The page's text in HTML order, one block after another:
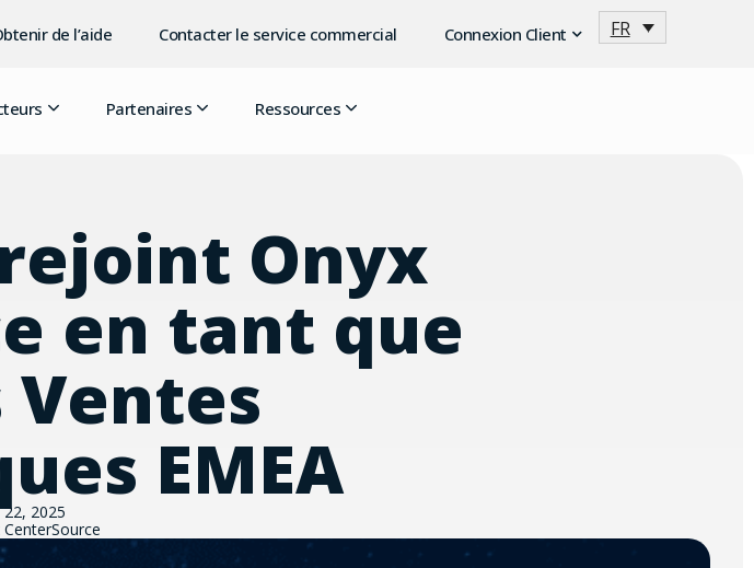
de l’aide Contacter le service commercial Connexion Client FR
Partenaires Ressources
Onyx
en tant que
Ventes
EMEA
22, 2025
CenterSource